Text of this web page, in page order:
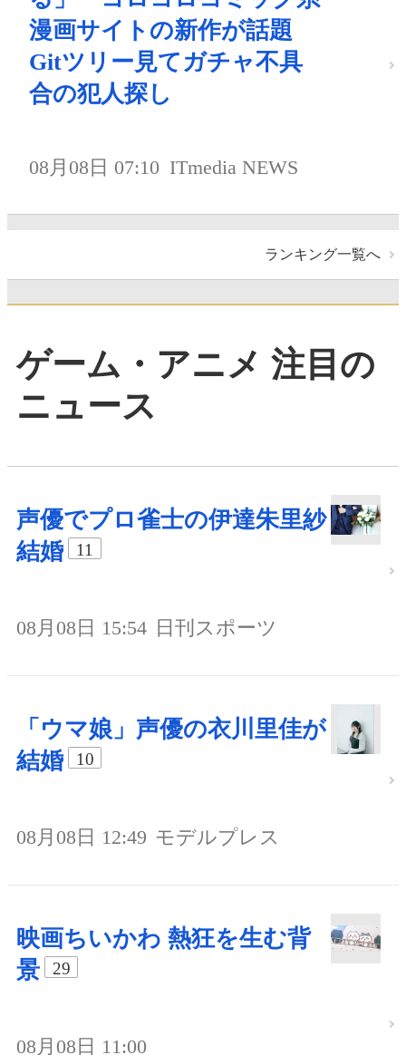
漫画サイトの新作が話題
Gitツリー見てガチャ不具
合の犯人探し
08月08日 07:10 ITmedia NEWS
ランキング一覧へ
ゲーム・アニメ 注目の
ニュース
声優でプロ雀士の伊達朱里紗
結婚
11
08月08日 15:54 日刊スポーツ
「ウマ娘」声優の衣川里佳が
結婚
10
08月08日 12:49 モデルプレス
映画ちいかわ 熱狂を生む背
景
29
08月08日 11:00